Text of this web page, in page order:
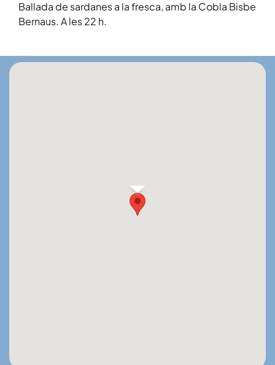
Ballada de sardanes a la fresca, amb la Cobla Bisbe
Bernaus. A les 22 h.